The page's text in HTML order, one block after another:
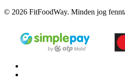
© 2026 FitFoodWay. Minden jog